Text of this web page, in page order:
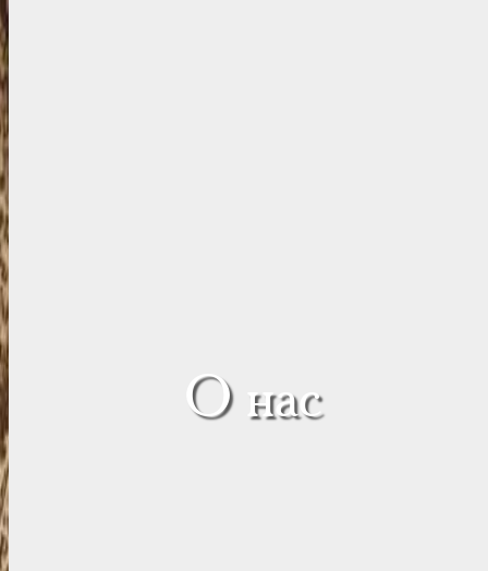
О нас